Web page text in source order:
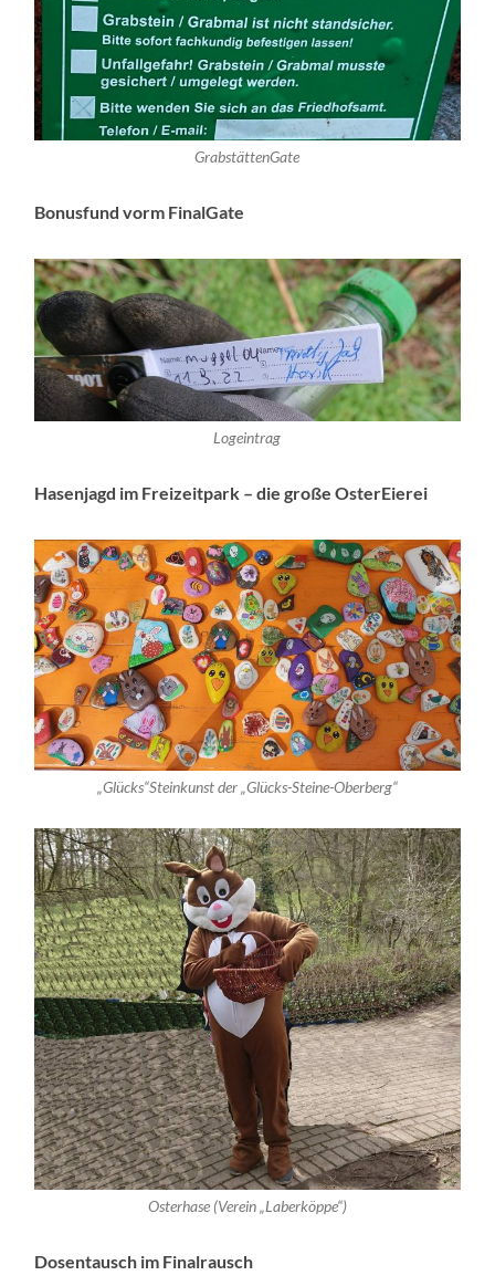
GrabstättenGate
Bonusfund vorm FinalGate
Logeintrag
Hasenjagd im Freizeitpark – die große OsterEierei
„Glücks“Steinkunst der „Glücks-Steine-Oberberg“
Osterhase (Verein „Laberköppe“)
Dosentausch im Finalrausch